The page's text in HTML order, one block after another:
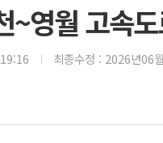
~영월 고속
최종수정 : 2026년06